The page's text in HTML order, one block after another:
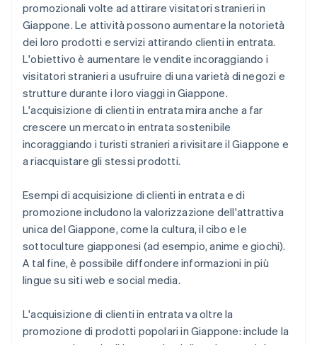
promozionali volte ad attirare visitatori stranieri in
Giappone. Le attività possono aumentare la notorietà
dei loro prodotti e servizi attirando clienti in entrata.
L'obiettivo è aumentare le vendite incoraggiando i
visitatori stranieri a usufruire di una varietà di negozi e
strutture durante i loro viaggi in Giappone.
L'acquisizione di clienti in entrata mira anche a far
crescere un mercato in entrata sostenibile
incoraggiando i turisti stranieri a rivisitare il Giappone e
a riacquistare gli stessi prodotti.
Esempi di acquisizione di clienti in entrata e di
promozione includono la valorizzazione dell'attrattiva
unica del Giappone, come la cultura, il cibo e le
sottoculture giapponesi (ad esempio, anime e giochi).
A tal fine, è possibile diffondere informazioni in più
lingue su siti web e social media.
L'acquisizione di clienti in entrata va oltre la
promozione di prodotti popolari in Giappone: include la